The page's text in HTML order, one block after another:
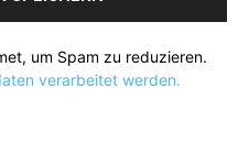
um Spam zu reduzieren.
verarbeitet werden.